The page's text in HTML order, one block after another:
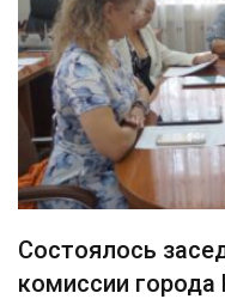
Состоялось
комиссии